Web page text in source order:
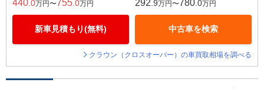
440 .0万円〜755 .0万円
新車見積もり(無料)
292 .9万円〜780 .0万円
中古車を検索
クラウン（クロスオーバー）の車買取相場を調べる